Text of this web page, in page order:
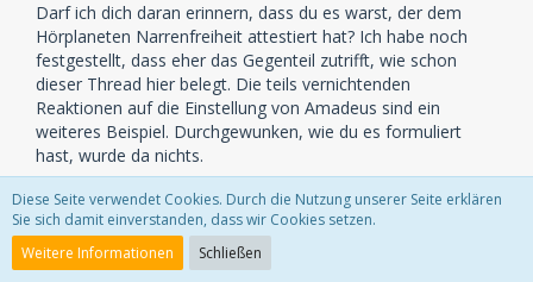
Darf ich dich daran erinnern, dass du es warst, der dem
Hörplaneten Narrenfreiheit attestiert hat? Ich habe noch
festgestellt, dass eher das Gegenteil zutrifft, wie schon
dieser Thread hier belegt. Die teils vernichtenden
Reaktionen auf die Einstellung von Amadeus sind ein
weiteres Beispiel. Durchgewunken, wie du es formuliert
hast, wurde da nichts.
Mit den anschließenden Überlegungen zum Engagement
des Hörplaneten habe ich dann trotz gegenteiliger
Überzeugung deinen Standpunkt eingenommen und nach
den Gründen gesucht, warum sich D.R. und M.E. (angeblich)
Diese Seite verwendet Cookies. Durch die Nutzung unserer Seite erklären
Sie sich damit einverstanden, dass wir Cookies setzen.
Weitere Informationen
Schließen